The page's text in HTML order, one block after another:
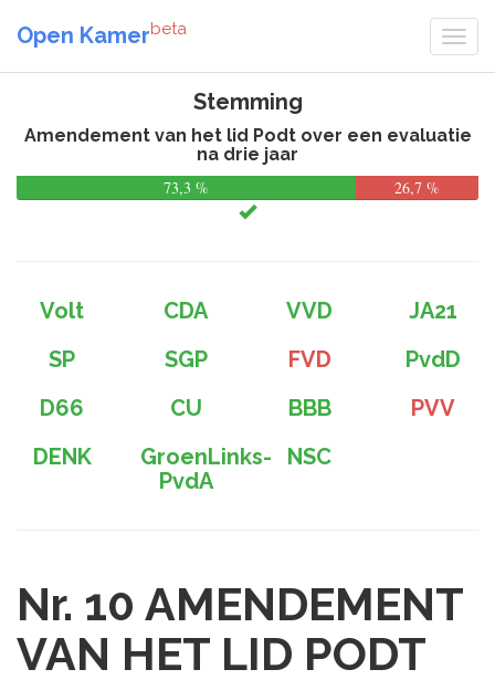
Open Kamerbeta
Stemming
Amendement van het lid Podt over een evaluatie
na drie jaar
73,3 %
26,7 %
Volt CDA VVD
JA21
SP
SGP FVD
PvdD
D66
CU BBB
PVV
DENK
GroenLinks-
PvdA
NSC
Nr. 10 AMENDEMENT
VAN HET LID PODT